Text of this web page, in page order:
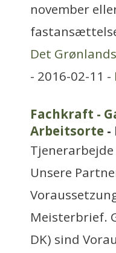
november
Det
- 2016-02-11 -
Fachkraft -
Arbeitsorte -
Tjenerarbejde
Unsere
Meisterbrief.
DK) sind